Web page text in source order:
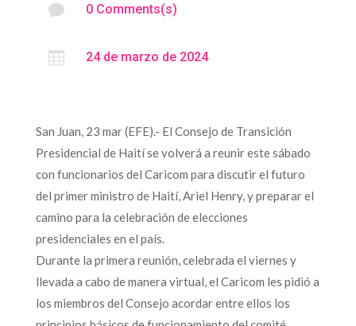
 0 Comments(s)
 24 de marzo de 2024
San Juan, 23 mar (EFE).- El Consejo de Transición
Presidencial de Haití se volverá a reunir este sábado
con funcionarios del Caricom para discutir el futuro
del primer ministro de Haití, Ariel Henry, y preparar el
camino para la celebración de elecciones
presidenciales en el país.
Durante la primera reunión, celebrada el viernes y
llevada a cabo de manera virtual, el Caricom les pidió a
los miembros del Consejo acordar entre ellos los